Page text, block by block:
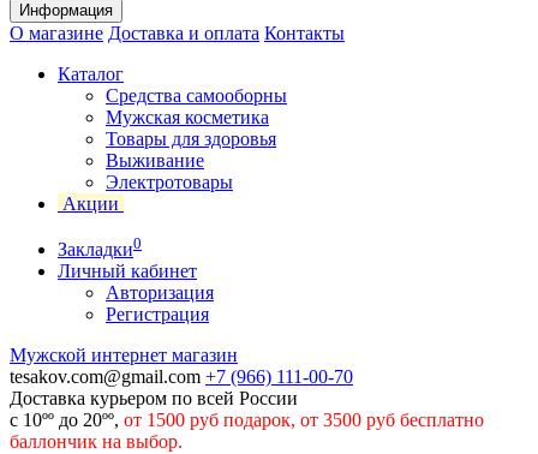
Информация
О магазине Доставка и оплата Контакты
Каталог
Средства самооборны
Мужская косметика
Товары для здоровья
Выживание
Электротовары
Акции
Закладки0
Личный кабинет
Авторизация
Регистрация
Мужской интернет магазин
tesakov.com@gmail.com +7 (966) 111-00-70
Доставка курьером по всей России
с 10ºº до 20ºº, от 1500 руб подарок, от 3500 руб бесплатно
баллончик на выбор.